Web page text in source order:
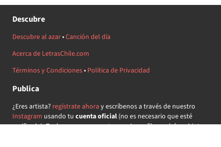
Descubre
Descubre al azar•Canción del día
Acerca de LetrasChile.com
Términos y Condiciones• Política de Privacidad
Publica
¿Eres artista? regístrate ahora y escríbenos a través de nuestro
Instagram usando tu cuenta oficial(no es necesario que esté
verificada) ¡Te daremos acceso a tu propio perfil y podrás subir tus